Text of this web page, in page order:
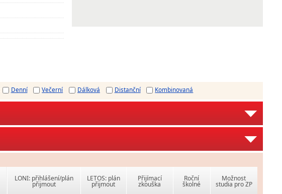
Denní Večerní Dálková Distanční Kombinovaná
LONI: přihlášení/plán
přijmout
LETOS: plán
přijmout
Přijímací
zkouška
Roční
školné
Možnost
studia pro ZP